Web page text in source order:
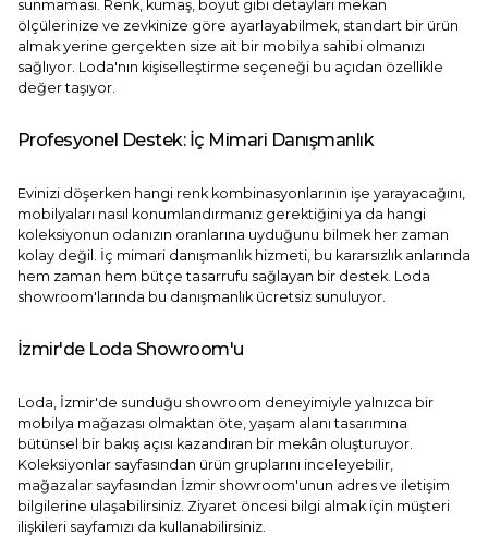
sunmaması. Renk, kumaş, boyut gibi detayları mekan
ölçülerinize ve zevkinize göre ayarlayabilmek, standart bir ürün
almak yerine gerçekten size ait bir mobilya sahibi olmanızı
sağlıyor. Loda'nın kişiselleştirme seçeneği bu açıdan özellikle
değer taşıyor.
Profesyonel Destek: İç Mimari Danışmanlık
Evinizi döşerken hangi renk kombinasyonlarının işe yarayacağını,
mobilyaları nasıl konumlandırmanız gerektiğini ya da hangi
koleksiyonun odanızın oranlarına uyduğunu bilmek her zaman
kolay değil. İç mimari danışmanlıkhizmeti, bu kararsızlık anlarında
hem zaman hem bütçe tasarrufu sağlayan bir destek. Loda
showroom'larında bu danışmanlık ücretsiz sunuluyor.
İzmir'de Loda Showroom'u
Loda, İzmir'de sunduğu showroom deneyimiyle yalnızca bir
mobilya mağazası olmaktan öte, yaşam alanı tasarımına
bütünsel bir bakış açısı kazandıran bir mekân oluşturuyor.
Koleksiyonlar sayfasından ürün gruplarını inceleyebilir,
mağazalar sayfasından İzmir showroom'unun adres ve iletişim
bilgilerine ulaşabilirsiniz. Ziyaret öncesi bilgi almak için müşteri
ilişkileri sayfamızı da kullanabilirsiniz.